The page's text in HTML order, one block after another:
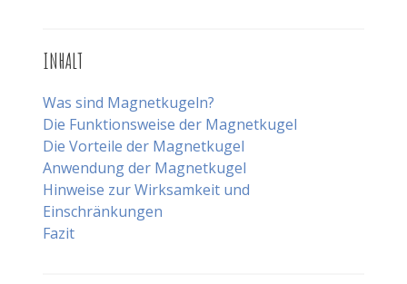
INHALT
Was sind Magnetkugeln?
Die Funktionsweise der Magnetkugel
Die Vorteile der Magnetkugel
Anwendung der Magnetkugel
Hinweise zur Wirksamkeit und
Einschränkungen
Fazit